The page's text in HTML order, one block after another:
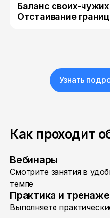
Баланс своих-
Отстаивание границ
Узнать
Как проходит
Вебинары
Смотрите занятия в
темпе
Практика и
Выполняете